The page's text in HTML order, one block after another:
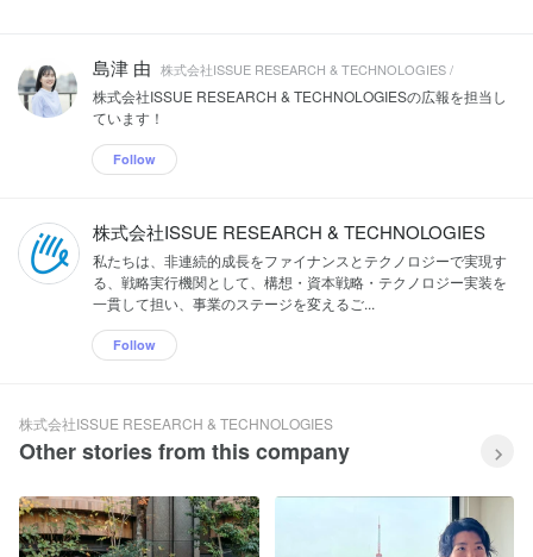
島津 由 株式会社ISSUE RESEARCH & TECHNOLOGIES /
株式会社ISSUE RESEARCH & TECHNOLOGIESの広報を担当し
ています！
Follow
株式会社ISSUE RESEARCH & TECHNOLOGIES
私たちは、非連続的成長をファイナンスとテクノロジーで実現す
る、戦略実行機関として、構想・資本戦略・テクノロジー実装を
一貫して担い、事業のステージを変えるご...
Follow
株式会社ISSUE RESEARCH & TECHNOLOGIES
Other stories from this company